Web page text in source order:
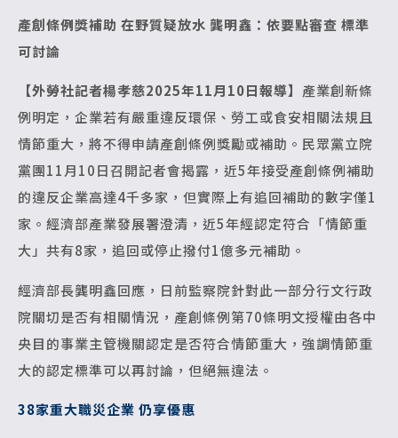
產創條例獎補助 在野質疑放水 龔明鑫：依要點審查 標準
可討論
【外勞社記者楊孝慈2025年11月10日報導】 產業創新條
例明定，企業若有嚴重違反環保、勞工或食安相關法規且
情節重大，將不得申請產創條例獎勵或補助。民眾黨立院
黨團11月10日召開記者會揭露，近5年接受產創條例補助
的違反企業高達4千多家，但實際上有追回補助的數字僅1
家。經濟部產業發展署澄清，近5年經認定符合「情節重
大」共有8家，追回或停止撥付1億多元補助。
經濟部長龔明鑫回應，日前監察院針對此一部分行文行政
院關切是否有相關情況，產創條例第70條明文授權由各中
央目的事業主管機關認定是否符合情節重大，強調情節重
大的認定標準可以再討論，但絕無違法。
38家重大職災企業 仍享優惠